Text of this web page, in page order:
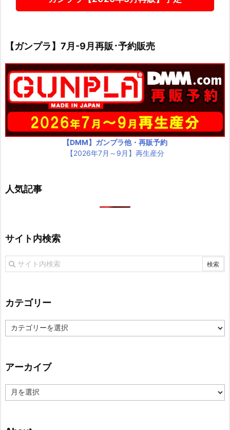
【ガンプラ】7月-9月再販･予約販売
【DMM】ガンプラ他・再販予約
【2026年7月～9月】再生産分
人気記事
サイト内検索
カテゴリー
カ
テ
ー
アーカイブ
ー